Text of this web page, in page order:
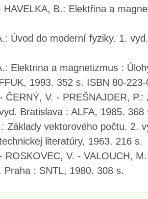
HAVELKA, B.: Elektřina a
Úvod do moderní fyziky. 1.
Elektrina a magnetizmus :
1993. 352 s. ISBN 80-
ČERNÝ, V. - PREŠNAJDER,
Bratislava : ALFA, 1985. 368
Základy vektorového počtu. 2.
literatúry, 1963. 216 s.
ROSKOVEC, V. - VALOUCH,
Praha : SNTL, 1980. 308 s.